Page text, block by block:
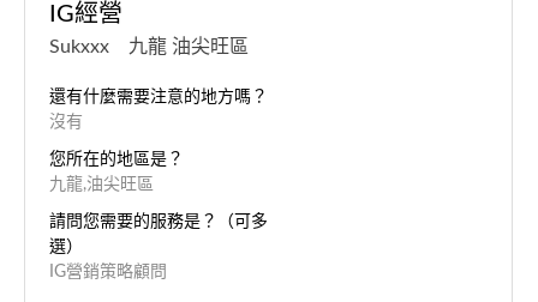
IG經營
Sukxxx 九龍 油尖旺區
還有什麼需要注意的地方嗎？
沒有
您所在的地區是？
九龍,油尖旺區
請問您需要的服務是？（可多
選）
IG營銷策略顧問